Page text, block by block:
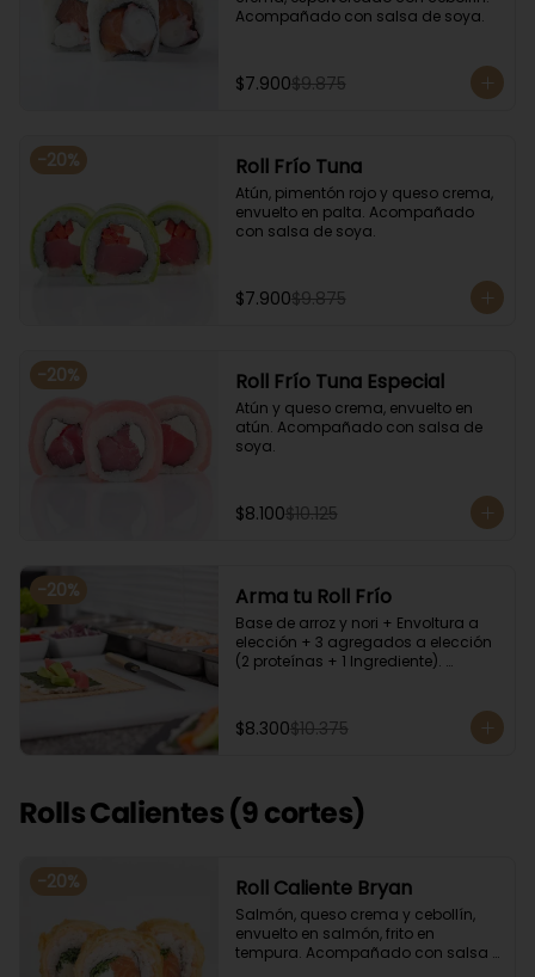
Acompañado con salsa de soya.
$7.900$9.875
-20% Roll Frío Tuna
Atún, pimentón rojo y queso crema,
envuelto en palta. Acompañado
con salsa de soya.
$7.900$9.875
-20% Roll Frío Tuna Especial
Atún y queso crema, envuelto en
atún. Acompañado con salsa de
soya.
$8.100$10.125
-20% Arma tu Roll Frío
Base de arroz y nori + Envoltura a
elección + 3 agregados a elección
(2 proteínas + 1 Ingrediente).
$8.300$10.375
Rolls Calientes (9 cortes)
-20% Roll Caliente Bryan
Salmón, queso crema y cebollín,
envuelto en salmón, frito en
tempura. Acompañado con salsa